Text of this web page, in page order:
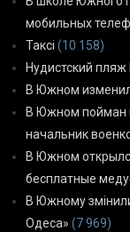
мобильных
Таксі (10 158)
Нудистский
В Южном
В Южном пойман
начальник
В Южном
бесплатные
В Южному
Одеса» (7 969)